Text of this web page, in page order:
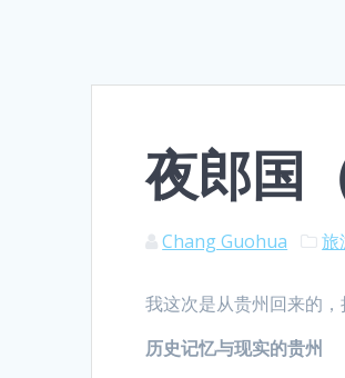
夜郎国
Chang Guohua 旅
我这次是从贵州回来的
历史记忆与现实的贵州